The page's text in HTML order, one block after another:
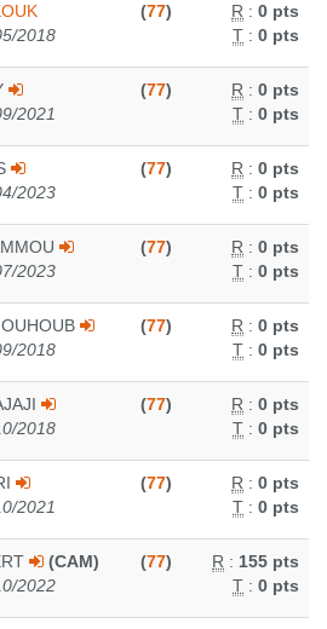
2018
(77) R : 0 pts
T : 0 pts
2021
(77) R : 0 pts
T : 0 pts
2023
(77) R : 0 pts
T : 0 pts
2023
(77) R : 0 pts
T : 0 pts
2018
(77) R : 0 pts
T : 0 pts
2018
(77) R : 0 pts
T : 0 pts
2021
(77) R : 0 pts
T : 0 pts
(CAM)
2022
(77) R : 155 pts
T : 0 pts